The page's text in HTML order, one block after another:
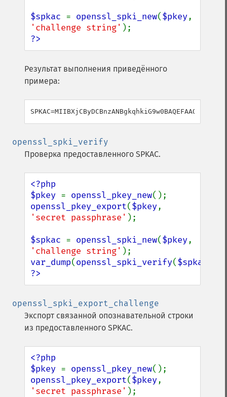
$spkac = openssl_spki_new($pkey
'challenge string'
?>
Результат выполнения приведённого
примера:
openssl_spki_verify
Проверка предоставленного SPKAC.
<?php
$pkey = openssl_pkey_new
openssl_pkey_export($pkey
'secret passphrase' );
$spkac = openssl_spki_new($pkey
'challenge string'
var_dump(openssl_spki_verify($spkac
?>
openssl_spki_export_challenge
Экспорт связанной опознавательной строки
из предоставленного SPKAC.
<?php
$pkey = openssl_pkey_new
openssl_pkey_export($pkey
'secret passphrase' );